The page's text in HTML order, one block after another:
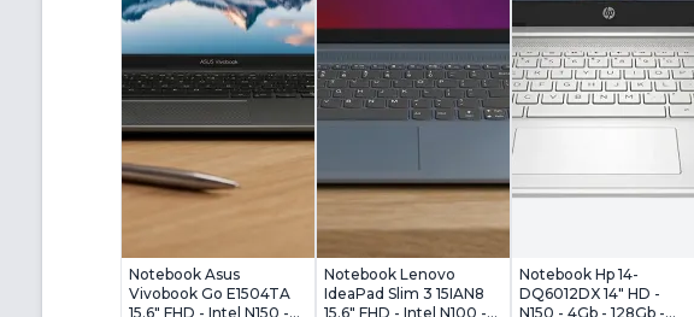
Notebook Asus
Vivobook Go E1504TA
15.6" FHD - Intel N150 -
Notebook Lenovo
IdeaPad Slim 3 15IAN8
15.6" FHD - Intel N100 -
Notebook Hp 14-
DQ6012DX 14" HD -
N150 - 4Gb - 128Gb -